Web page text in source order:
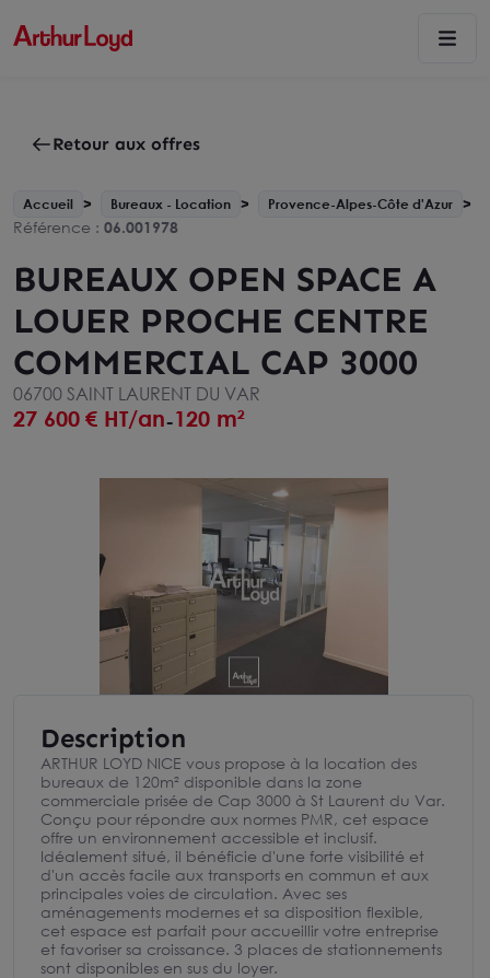
Retour aux offres
Accueil Bureaux - Location Provence-Alpes-Côte d'Azur
Référence : 06.001978
BUREAUX OPEN SPACE A
LOUER PROCHE CENTRE
COMMERCIAL CAP 3000
06700 SAINT LAURENT DU VAR
27 600 € HT/an-120 m²
Description
ARTHUR LOYD NICE vous propose à la location des
bureaux de 120m² disponible dans la zone
commerciale prisée de Cap 3000 à St Laurent du Var.
Conçu pour répondre aux normes PMR, cet espace
offre un environnement accessible et inclusif.
Idéalement situé, il bénéficie d'une forte visibilité et
d'un accès facile aux transports en commun et aux
principales voies de circulation. Avec ses
aménagements modernes et sa disposition flexible,
cet espace est parfait pour accueillir votre entreprise
et favoriser sa croissance. 3 places de stationnements
sont disponibles en sus du loyer.